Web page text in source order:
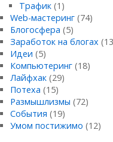
Трафик (1)
Web-мастеринг(74)
Блогосфера (5)
Заработок на блогах
Идеи (5)
Компьютеринг(18)
Лайфхак(29)
Потеха (15)
Размышлизмы (72)
События (19)
Умом постижимо (12)